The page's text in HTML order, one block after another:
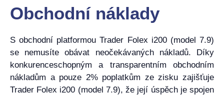
Obchodní náklady
S obchodní platformou Trader Folex i200 (model 7.9)
se nemusíte obávat neočekávaných nákladů. Díky
konkurenceschopným a transparentním obchodním
nákladům a pouze 2% poplatkům ze zisku zajišťuje
Trader Folex i200 (model 7.9), že její úspěch je spojen